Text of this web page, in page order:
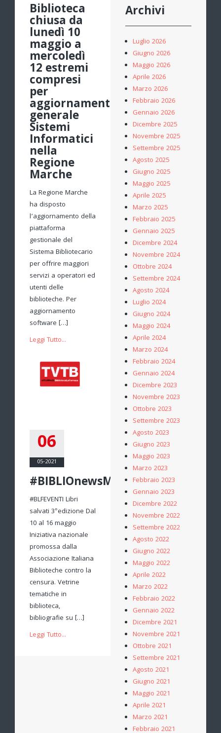
Biblioteca
chiusa da
lunedì 10
maggio a
mercoledì
12 estremi
compresi
per
aggiornamento
generale
Sistemi
Informatici
nella
Regione
Marche
La Regione Marche
ha disposto
l’aggiornamento della
piattaforma
gestionale del
Sistema Bibliotecario
per offrire maggiori
servizi a operatori ed
utenti delle
biblioteche. Per
aggiornamento
software […]
Leggi Tutto...
06
05-2021
#BIBLIOnewsMAGGIO
#BLFEVENTI Libri
salvati 3°edizione Dal
10 al 16 maggio
Iniziativa nazionale
promossa dalla
Associazione Italiana
Biblioteche contro la
censura. Vetrine
tematiche in
biblioteca,
bibliografie su […]
Leggi Tutto...
Archivi
Luglio 2026
Giugno 2026
Maggio 2026
Aprile 2026
Marzo 2026
Febbraio 2026
Gennaio 2026
Dicembre 2025
Novembre 2025
Settembre 2025
Agosto 2025
Giugno 2025
Maggio 2025
Aprile 2025
Marzo 2025
Febbraio 2025
Gennaio 2025
Dicembre 2024
Novembre 2024
Ottobre 2024
Settembre 2024
Agosto 2024
Luglio 2024
Giugno 2024
Maggio 2024
Aprile 2024
Marzo 2024
Febbraio 2024
Gennaio 2024
Dicembre 2023
Novembre 2023
Ottobre 2023
Settembre 2023
Agosto 2023
Giugno 2023
Maggio 2023
Marzo 2023
Febbraio 2023
Gennaio 2023
Dicembre 2022
Novembre 2022
Settembre 2022
Agosto 2022
Giugno 2022
Maggio 2022
Aprile 2022
Marzo 2022
Febbraio 2022
Gennaio 2022
Dicembre 2021
Novembre 2021
Ottobre 2021
Settembre 2021
Agosto 2021
Giugno 2021
Maggio 2021
Aprile 2021
Marzo 2021
Febbraio 2021